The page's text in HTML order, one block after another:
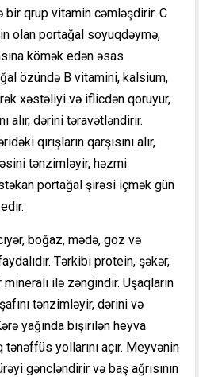
bir qrup vitamin cəmləşdirir. C
olan portağal soyuqdəymə,
kömək edən əsas
özündə B vitamini, kalsium,
xəstəliyi və iflicdən qoruyur,
alır, dərini təravətləndirir.
qırışların qarşısını alır,
tənzimləyir, həzmi
portağal şirəsi içmək gün
boğaz, mədə, göz və
Tərkibi protein, şəkər,
ilə zəngindir. Uşaqların
tənzimləyir, dərini və
yağında bişirilən heyva
tənəffüs yollarını açır. Meyvənin
gəncləndirir və baş ağrısının